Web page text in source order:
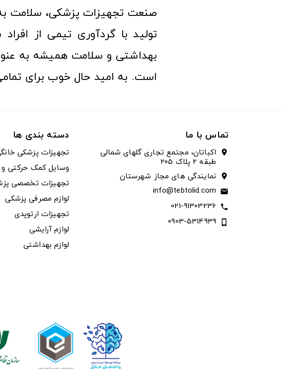
صنعت تجهیزات پزشکی، سلامت
تولید با گردآوری تیمی از
بهداشتی و سلامت همیشه به
است. به امید حال خوب برای
تماس با ما
location_on
اکباتان، مجتمع تجاری گلهای شمالی
طبقه ۲ پلاک ۲۰۵
location_on نمایندگی های مجاز شهرستان
email
info@tebtolid.com
call
021-91303236
phone_iphone
0903-5314939
دسته بندی ها
تجهیزات پزشکی
وسایل کمک حرکتی و
تجهیزات تخصصی
لوازم مصرفی پزشکی
تجهیزات ارتوپدی
لوازم آرایشی
لوازم بهداشتی